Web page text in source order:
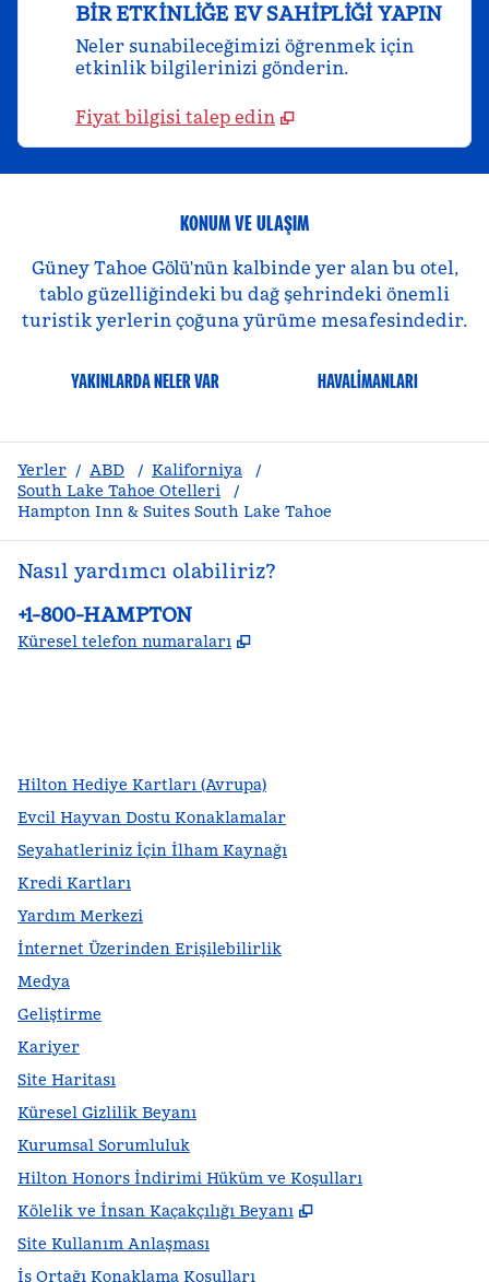
BIR ETKINLIĞE EV SAHIPLIĞI YAPIN
Neler sunabileceğimizi öğrenmek için
etkinlik bilgilerinizi gönderin.
Fiyat bilgisi talep edin
KONUM VE ULAŞIM
Güney Tahoe Gölü'nün kalbinde yer alan bu otel,
tablo güzelliğindeki bu dağ şehrindeki önemli
turistik yerlerin çoğuna yürüme mesafesindedir.
YAKINLARDA NELER VAR HAVALIMANLARI
Yerler / ABD / Kaliforniya
/
South Lake Tahoe Otelleri
/
Hampton Inn & Suites South Lake Tahoe
Nasıl yardımcı olabiliriz?
Telefon:
+1-800-HAMPTON
Küresel telefon numaraları ,
Hilton Hediye Kartları (Avrupa)
Evcil Hayvan Dostu Konaklamalar
Seyahatleriniz İçin İlham Kaynağı
Kredi Kartları
Yardım Merkezi
İnternet Üzerinden Erişilebilirlik
Medya
Geliştirme
Kariyer
Site Haritası
Küresel Gizlilik Beyanı
Kurumsal Sorumluluk
Hilton Honors İndirimi Hüküm ve Koşulları
Kölelik ve İnsan Kaçakçılığı Beyanı
,
Site Kullanım Anlaşması
İş Ortağı Konaklama Koşulları